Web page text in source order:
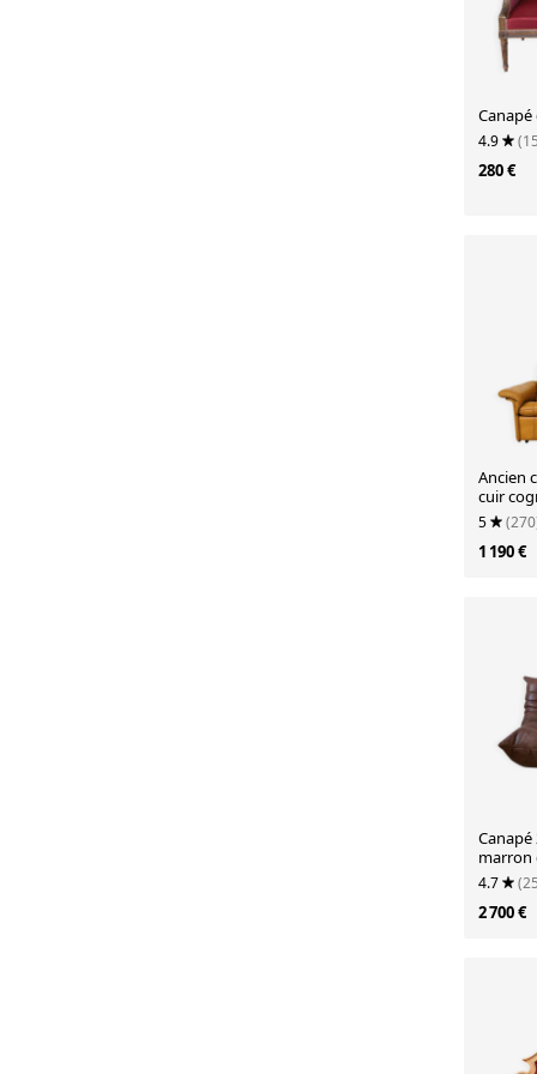
Canapé
4.9
280 €
Ancien
cuir
Sede
5
1 190 €
Canapé
marron
4.7
2 700 €